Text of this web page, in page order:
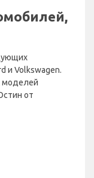
и Volkswagen.
моделей
от